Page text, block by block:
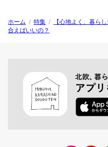
ホーム / 特集 /
【心地よく、暮ら
合えばいいの？